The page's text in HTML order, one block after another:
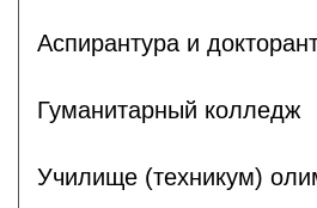
Аспирантура и
Гуманитарный колледж
Училище (техникум)